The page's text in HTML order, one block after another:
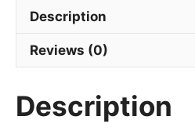
inch)-
Shipping
Description
Reviews (0)
Description